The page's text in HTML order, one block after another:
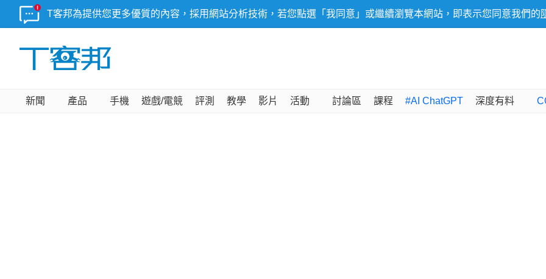
T客邦為提供您更多優質的內容，採用網站分析技術，若您點選「我同意」或繼續瀏覽本網站，即表示您同意我們的
新聞 產品 手機 遊戲/電競 評測 教學 影片 活動 討論區 課程 #AI ChatGPT 深度有料